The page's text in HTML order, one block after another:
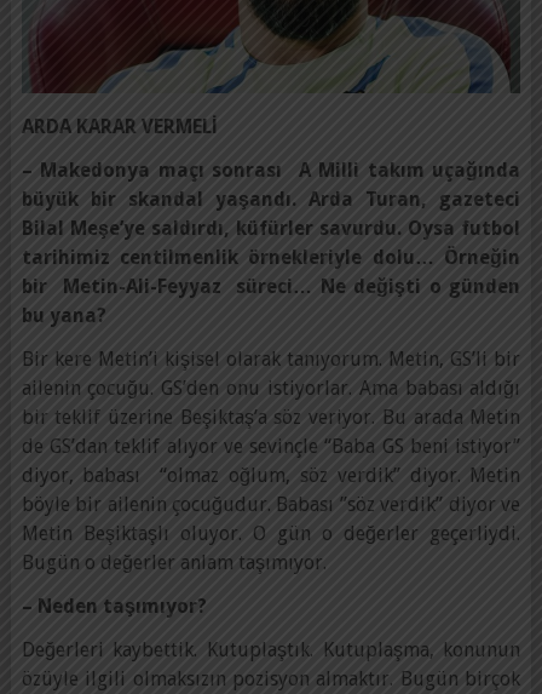
ARDA KARAR VERMELİ
– Makedonya maçı sonrası A Milli takım uçağında
büyük bir skandal yaşandı. Arda Turan, gazeteci
Bilal Meşe’ye saldırdı, küfürler savurdu. Oysa futbol
tarihimiz centilmenlik örnekleriyle dolu… Örneğin
bir Metin-Ali-Feyyaz süreci… Ne değişti o günden
bu yana?
Bir kere Metin’i kişisel olarak tanıyorum. Metin, GS’li bir
ailenin çocuğu. GS’den onu istiyorlar. Ama babası aldığı
bir teklif üzerine Beşiktaş’a söz veriyor. Bu arada Metin
de GS’dan teklif alıyor ve sevinçle “Baba GS beni istiyor”
diyor, babası “olmaz oğlum, söz verdik” diyor. Metin
böyle bir ailenin çocuğudur. Babası ”söz verdik” diyor ve
Metin Beşiktaşlı oluyor. O gün o değerler geçerliydi.
Bugün o değerler anlam taşımıyor.
– Neden taşımıyor?
Değerleri kaybettik. Kutuplaştık. Kutuplaşma, konunun
özüyle ilgili olmaksızın pozisyon almaktır. Bugün birçok